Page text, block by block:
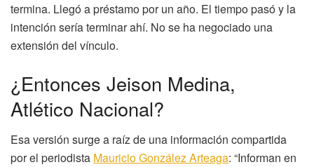
termina. Llegó a préstamo por un año. El tiempo pasó y la
intención sería terminar ahí. No se ha negociado una
extensión del vínculo.
¿Entonces Jeison Medina,
Atlético Nacional?
Esa versión surge a raíz de una información compartida
por el periodista Mauricio González Arteaga: “Informan en